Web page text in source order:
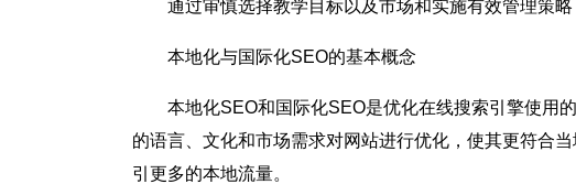
通过审慎选择教学目标以及市场和实施有效管理策
本地化与国际化SEO的基本概念
本地化SEO和国际化SEO是优化在线搜索引擎使用
的语言、文化和市场需求对网站进行优化，使其更符合
引更多的本地流量。